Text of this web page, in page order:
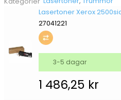
Lasertoner Xerox
27041221
1 486,25 kr
3-5 dagar